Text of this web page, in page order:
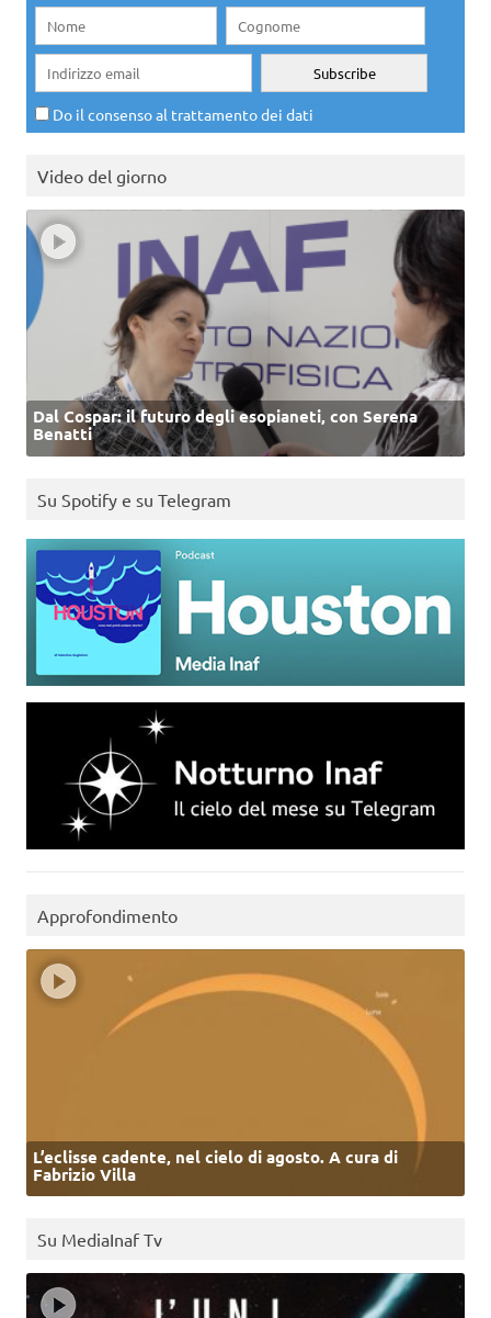
Do il consenso al trattamento dei dati
Video del giorno
Dal Cospar: il futuro degli esopianeti, con Serena
Benatti
Su Spotify e su Telegram
Approfondimento
L’eclisse cadente, nel cielo di agosto. A cura di
Fabrizio Villa
Su MediaInaf Tv